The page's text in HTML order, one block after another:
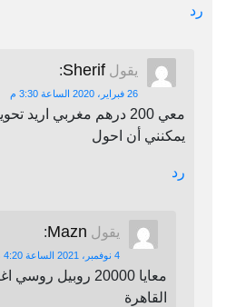
رد
يقول Sherif
:
26 فبراير، 2020 الساعة 3:30 م
معي 200 درهم مغربي
يمكنني أن احول
رد
يقول Mazn
:
4 نوفمبر، 2021 الساعة 4:20 م
معايا 20000 روبيل
القاهرة